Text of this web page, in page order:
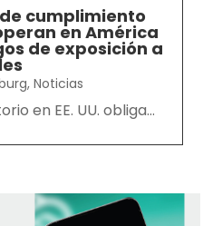
de cumplimiento
en América
de exposición a
,Noticias
en EE. UU. obliga...